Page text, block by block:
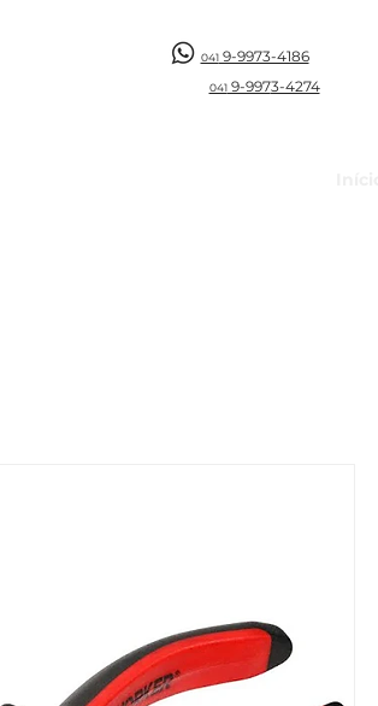
0419-9973-4186
0419-9973-4274